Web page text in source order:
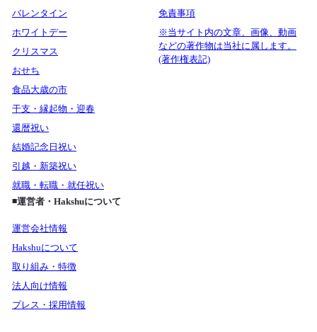
バレンタイン
ホワイトデー
クリスマス
おせち
食品大歳の市
干支・縁起物・迎春
還暦祝い
結婚記念日祝い
引越・新築祝い
就職・転職・就任祝い
免責事項
※当サイト内の文章、画像、動画
などの著作物は当社に属します。
(著作権表記)
◾️運営者・Hakshuについて
運営会社情報
Hakshuについて
取り組み・特徴
法人向け情報
プレス・採用情報